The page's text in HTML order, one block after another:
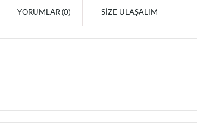
YORUMLAR (0) SIZE ULAŞALIM